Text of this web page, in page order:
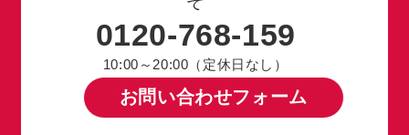
0120-768-159
10:00～20:00（定休日なし）
お問い合わせフォーム